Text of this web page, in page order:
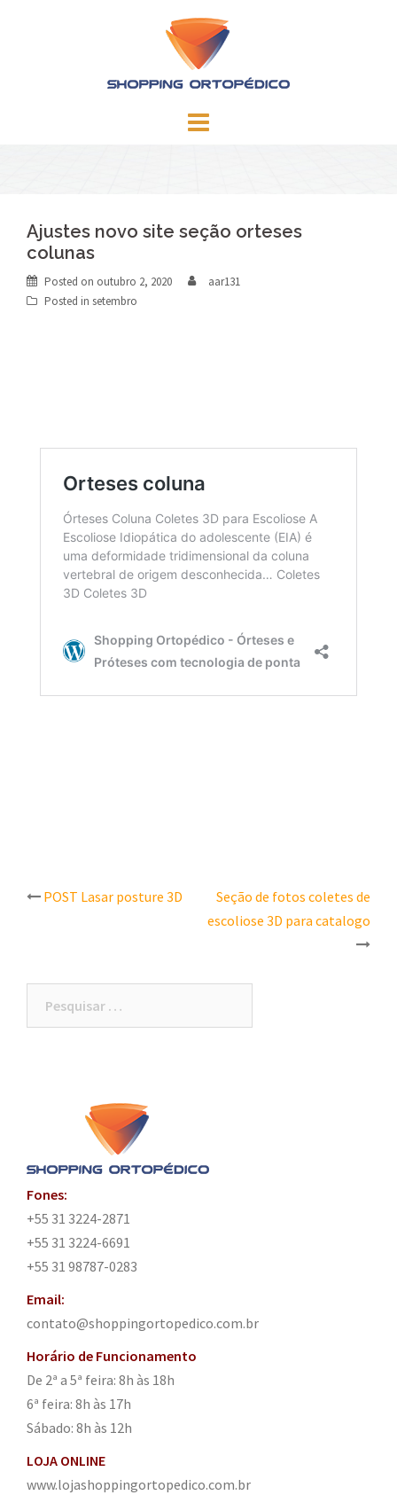
Ajustes novo site seção orteses
colunas
Posted on outubro 2, 2020
aar131
Posted in setembro
Post
POST Lasar posture 3D
Seção de fotos coletes de
escoliose 3D para catalogo
Fones:
+55 31 3224-2871
+55 31 3224-6691
+55 31 98787-0283
Email:
contato@shoppingortopedico.com.br
Horário de Funcionamento
De 2ª a 5ª feira: 8h às 18h
6ª feira: 8h às 17h
Sábado: 8h às 12h
LOJA ONLINE
www.lojashoppingortopedico.com.br